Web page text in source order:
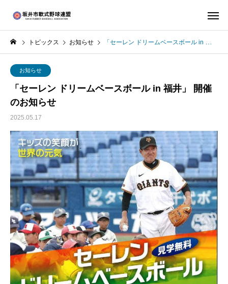
トピックス お知らせ 「セーレン ドリームベースボール in 福井」 開催のお知らせ
お知らせ
「セーレン ドリームベースボール in 福井」 開催
のお知らせ
2025.05.17